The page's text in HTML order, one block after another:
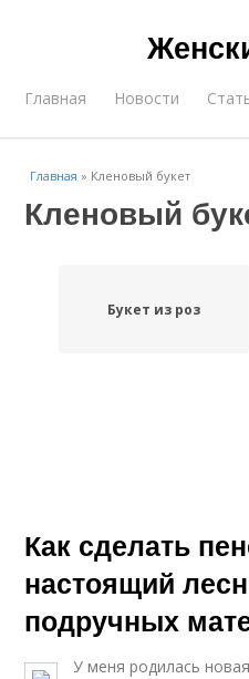
Главная Новости
Главная » Кленовый букет
Кленовый
Букет из роз
Как сделать
настоящий
подручных
У меня родилась